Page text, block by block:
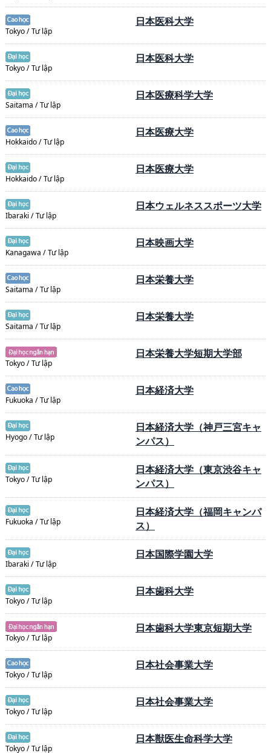
Tokyo / Tư lập
日本医科大学
Tokyo / Tư lập
日本医科大学
Saitama / Tư lập
日本医療科学大学
Hokkaido / Tư lập
日本医療大学
Hokkaido / Tư lập
日本医療大学
Ibaraki / Tư lập
日本ウェルネススポーツ大学
Kanagawa / Tư lập
日本映画大学
Saitama / Tư lập
日本栄養大学
Saitama / Tư lập
日本栄養大学
Tokyo / Tư lập
日本栄養大学短期大学部
Fukuoka / Tư lập
日本経済大学
Hyogo / Tư lập
日本経済大学（神戸三宮キャ
ンパス）
Tokyo / Tư lập
日本経済大学（東京渋谷キャ
ンパス）
Fukuoka / Tư lập
日本経済大学（福岡キャンパ
ス）
Ibaraki / Tư lập
日本国際学園大学
Tokyo / Tư lập
日本歯科大学
Tokyo / Tư lập
日本歯科大学東京短期大学
Tokyo / Tư lập
日本社会事業大学
Tokyo / Tư lập
日本社会事業大学
Tokyo / Tư lập
日本獣医生命科学大学